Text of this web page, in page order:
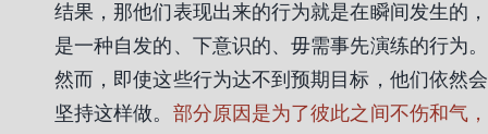
结果，那他们表现出来的行为就是在瞬间发生的，
是一种自发的、下意识的、毋需事先演练的行为。
然而，即使这些行为达不到预期目标，他们依然会
坚持这样做。 部分原因是为了彼此之间不伤和气，